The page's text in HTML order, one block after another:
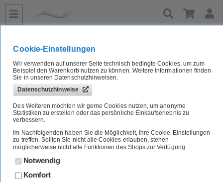
Grüner Tee
Japan
Cookie-Einstellungen
Wir verwenden auf unserer Seite technisch bedingte Cookies, um zum
Beispiel den Warenkorb nutzen zu können. Weitere Informationen finden
Sie in unseren Datenschutzhinweisen.
Datenschutzhinweise
Des Weiteren möchten wir gerne Cookies nutzen, um anonyme
Statistiken zu erstellen oder das persönliche Einkaufserlebnis zu
verbessern.
Im Nachfolgenden haben Sie die Möglichkeit, Ihre Cookie-Einstellungen
zu treffen. Sollten Sie nicht alle Cookies erlauben, stehen
möglicherweise nicht alle Funktionen des Shops zur Verfügung.
Notwendig
Komfort